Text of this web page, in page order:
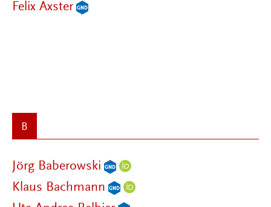
Felix Axster
B
Jörg Baberowski
Klaus Bachmann